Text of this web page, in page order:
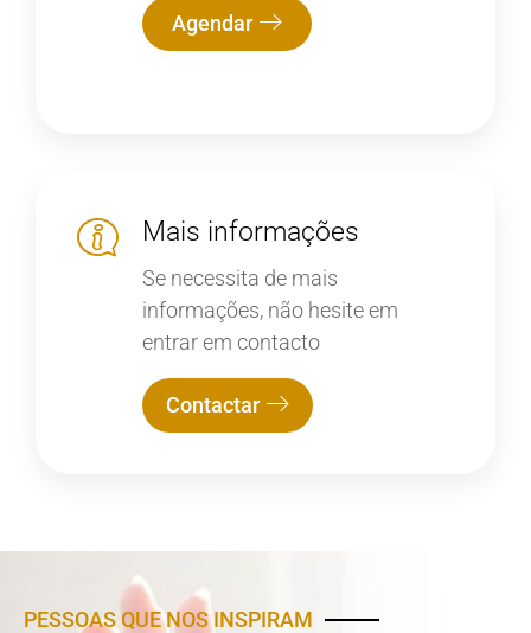
Agendar
Mais informações
Se necessita de mais
informações, não hesite em
entrar em contacto
Contactar
PESSOAS QUE NOS INSPIRAM